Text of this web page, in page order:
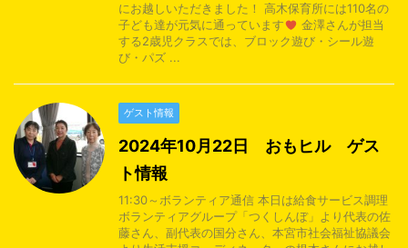
にお越しいただきました！ 高木保育所には110名の
子ども達が元気に通っています
金澤さんが担当
する2歳児クラスでは、ブロック遊び・シール遊
び・パズ ...
ゲスト情報
2024年10月22日 おもヒル ゲス
ト情報
11:30～ボランティア通信 本日は給食サービス調理
ボランティアグループ「つくしんぼ」より代表の佐
藤さん、副代表の国分さん、本宮市社会福祉協議会